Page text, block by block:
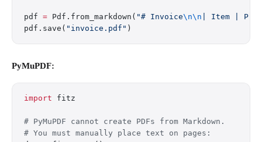
pdf = Pdf.from_markdown( "# Invoice\n\n | Item |
pdf.save( "invoice.pdf" )
PyMuPDF:
import fitz
# PyMuPDF cannot create PDFs from Markdown.
# You must manually place text on pages: